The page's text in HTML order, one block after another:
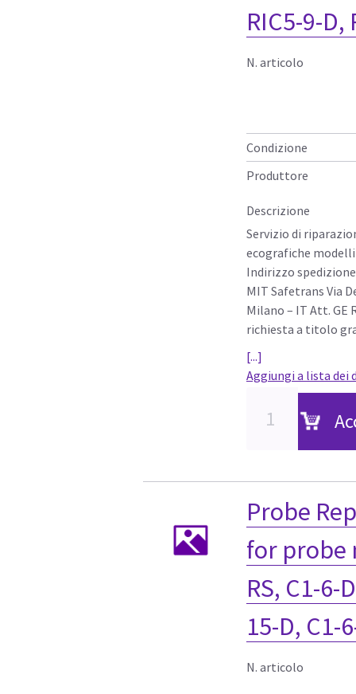
RIC5-9-D,
N. articolo
Condizione
Produttore
Descrizione
Servizio di
ecografiche modelli
Indirizzo
MIT Safetrans Via
Milano – IT Att. GE
richiesta a titolo
[...]
Aggiungi a lista dei
Probe
for probe
RS, C1-6-
15-D, C1-
N. articolo